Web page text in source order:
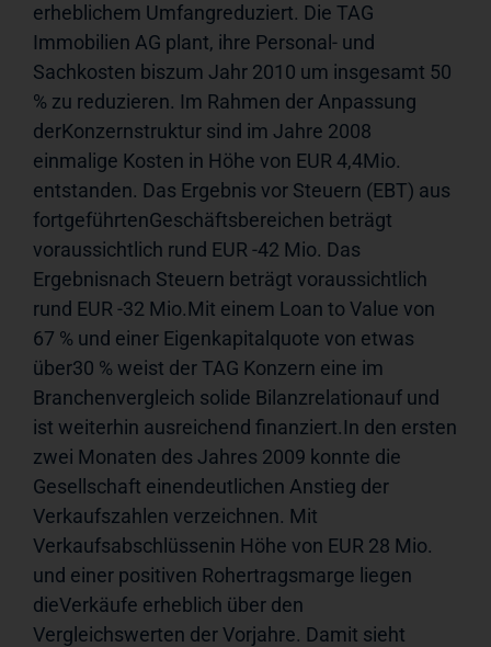
erheblichem Umfangreduziert. Die TAG
Immobilien AG plant, ihre Personal- und
Sachkosten biszum Jahr 2010 um insgesamt 50
% zu reduzieren. Im Rahmen der Anpassung
derKonzernstruktur sind im Jahre 2008
einmalige Kosten in Höhe von EUR 4,4Mio.
entstanden. Das Ergebnis vor Steuern (EBT) aus
fortgeführtenGeschäftsbereichen beträgt
voraussichtlich rund EUR -42 Mio. Das
Ergebnisnach Steuern beträgt voraussichtlich
rund EUR -32 Mio.Mit einem Loan to Value von
67 % und einer Eigenkapitalquote von etwas
über30 % weist der TAG Konzern eine im
Branchenvergleich solide Bilanzrelationauf und
ist weiterhin ausreichend finanziert.In den ersten
zwei Monaten des Jahres 2009 konnte die
Gesellschaft einendeutlichen Anstieg der
Verkaufszahlen verzeichnen. Mit
Verkaufsabschlüssenin Höhe von EUR 28 Mio.
und einer positiven Rohertragsmarge liegen
dieVerkäufe erheblich über den
Vergleichswerten der Vorjahre. Damit sieht